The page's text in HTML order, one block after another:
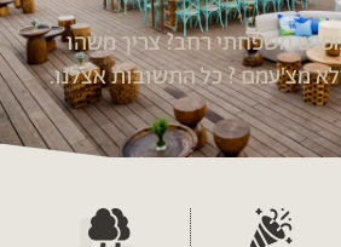
לסבא? מפגש משפחתי רחב? צריך משהו
מצ'עמם ? כל התשובות אצלנו.